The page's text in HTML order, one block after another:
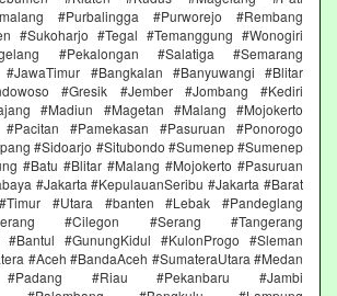
#Purbalingga #Purworejo #Rembang
#Sukoharjo #Tegal #Temanggung #Wonogiri
#Pekalongan #Salatiga #Semarang
#Bangkalan #Banyuwangi #Blitar
#Gresik #Jember #Jombang #Kediri
#Madiun #Magetan #Malang #Mojokerto
#Pamekasan #Pasuruan #Ponorogo
#Sidoarjo #Situbondo #Sumenep #Sumenep
#Batu #Blitar #Malang #Mojokerto #Pasuruan
#Jakarta #KepulauanSeribu #Jakarta #Barat
#Utara #banten #Lebak #Pandeglang
#Cilegon #Serang #Tangerang
#Bantul #GunungKidul #KulonProgo #Sleman
#Aceh #BandaAceh #SumateraUtara #Medan
#Padang #Riau #Pekanbaru #Jambi